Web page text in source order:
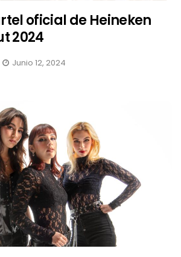
oficial de Heineken
2024
Junio 12, 2024